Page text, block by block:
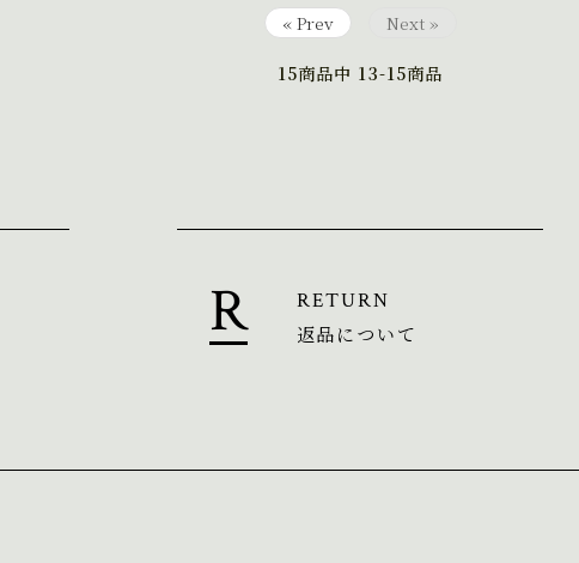
« Prev Next »
15商品中 13-15商品
RETURN
返品について